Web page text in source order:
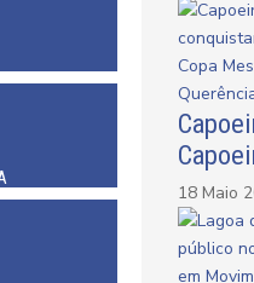
18 Maio